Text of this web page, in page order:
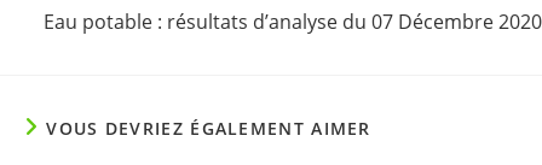
Eau potable : résultats d’analyse du 07 Décembre 2020
VOUS DEVRIEZ ÉGALEMENT AIMER